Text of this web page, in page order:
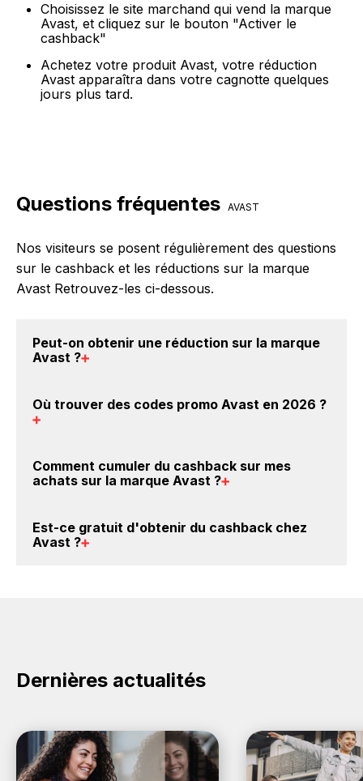
Choisissez le site marchand qui vend la marque
Avast, et cliquez sur le bouton "Activer le
cashback"
Achetez votre produit Avast, votre réduction
Avast apparaîtra dans votre cagnotte quelques
jours plus tard.
Questions fréquentes AVAST
Nos visiteurs se posent régulièrement des questions
sur le cashback et les réductions sur la marque
Avast Retrouvez-les ci-dessous.
Peut-on obtenir une réduction sur la marque
Avast ?
crédités sur votre cagnotte BackBackBack lorsque
compte de vos éventuels bonus.
Où trouver des codes promo Avast en 2026 ?
promo sur les produits Avast. Choisissez un site e-
commerce ci-dessus et découvrez si des
Comment cumuler du cashback sur mes
achats sur la marque Avast ?
: Créez votre compte sur BackBackBack et cliquez
Est-ce gratuit d'obtenir du cashback chez
Avast ?
Dernières actualités